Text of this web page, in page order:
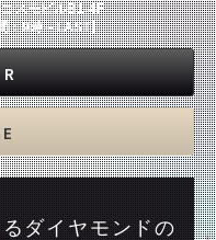
スモビルB1-4F
：9時～LAST】
ダイヤモンドの